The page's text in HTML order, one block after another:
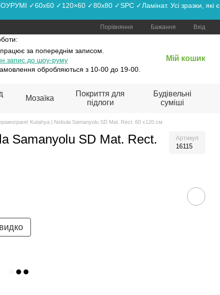
✓60x60 ✓120×60 ✓80x80 ✓SPC ✓Ламінат. Усі зразки, які є
Порівняння Бажання Вхід
за попереднім записом.
запис до шоу-руму
обробляються з 10-00 до 19-00.
Мій кошик
Мозаїка
Покриття для
підлоги
Будівельні
суміші
Kutahya | Nebula Samanyolu SD Mat. Rect. 60 x120 см
Samanyolu SD Mat. Rect.
Артикул
16115